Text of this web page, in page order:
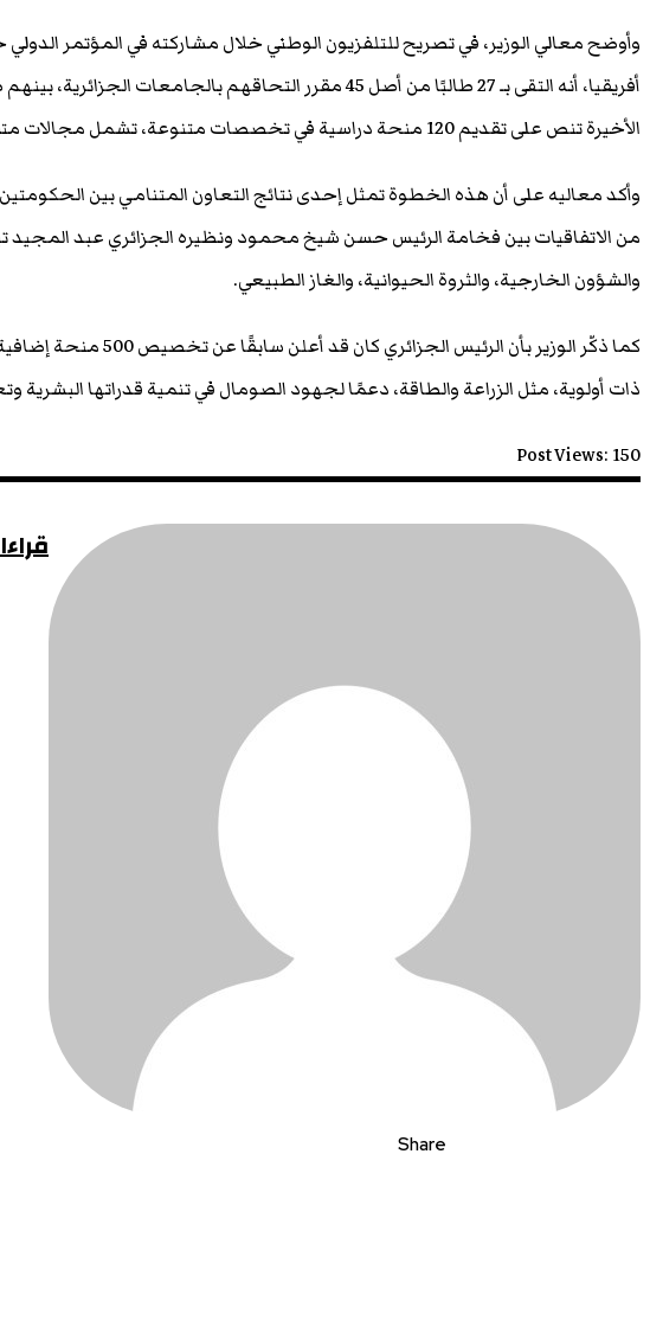
وأوضح معالي الوزير، في تصريح للتلفزيون الوطني خلال مشاركته في المؤتمر
أفريقيا، أنه التقى بـ 27 طالبًا من أصل 45 مقرر التحاقهم بالجامعات
الأخيرة تنص على تقديم 120 منحة دراسية في تخصصات متنوعة، تشمل مجالات متقدمة مثل الأمن السيبراني.
وأكد معاليه على أن هذه الخطوة تمثل إحدى نتائج التعاون المتنامي بين
من الاتفاقيات بين فخامة الرئيس حسن شيخ محمود ونظيره الجزائري عبد المجيد
والشؤون الخارجية، والثروة الحيوانية، والغاز الطبيعي.
كما ذكّر الوزير بأن الرئيس
ذات أولوية، مثل الزراعة والطاقة، دعمًا لجهود الصومال في تنمية قدراتها البشرية
Post Views: 150
Share